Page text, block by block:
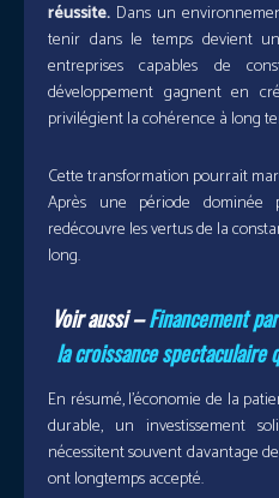
réussite. Dans un
tenir dans le temps devient
entreprises capables de
développement gagnent en
privilégient la cohérence à long
Cette transformation pourrait
Après une période dominée
redécouvre les vertus de la
long.
Voir aussi –Financement
la croissance
En résumé, l’économie de la
durable, un investissement
nécessitent souvent davantage
ont longtemps accepté.